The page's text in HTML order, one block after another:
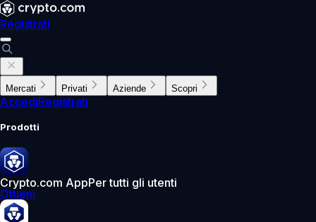
Registrati
Mercati Privati Aziende Scopri
AccediRegistrati
Prodotti
Crypto.com AppPer tutti gli utenti
Ottieni